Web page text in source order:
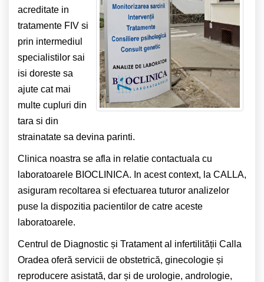
acreditate in
tratamente FIV si
prin intermediul
specialistilor sai
isi doreste sa
ajute cat mai
multe cupluri din
tara si din
strainatate sa devina parinti.
Clinica noastra se afla in relatie contactuala cu
laboratoarele BIOCLINICA. In acest context, la CALLA,
asiguram recoltarea si efectuarea tuturor analizelor
puse la dispozitia pacientilor de catre aceste
laboratoarele.
Centrul de Diagnostic și Tratament al infertilității Calla
Oradea oferă servicii de obstetrică, ginecologie și
reproducere asistată, dar și de urologie, andrologie,